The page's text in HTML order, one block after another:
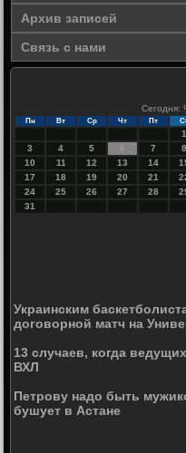
Архив записей
Связь с нами
Сегодня:
Пн Вт Ср Чт Пт
1
3
4 5 6 7 8
10
11 12 13 14
17
18 19 20 21
24
25 26 27 28
31
Украинским
договорной матч на
13 случаев, когда
ВХЛ
Петрову надо быть
бушует в Астане